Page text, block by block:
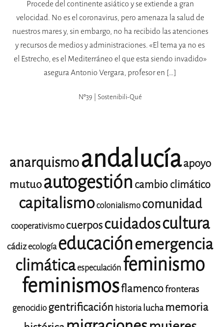
Procede del continente asiático y se extiende a gran
velocidad. No es el coronavirus, pero amenaza la salud de
nuestros mares y, sin embargo, no ha recibido las atenciones
y recursos de medios y administraciones. «El tema ya no es
el Estrecho, es el Medi­terráneo el que esta siendo invadido»
asegura Antonio Vergara, profesor en […]
Nº39 | Sostenibili-Qué
anarquismoandalucíaapoyo
mutuoautogestión cambio climático
capitalismocolonialismocomunidad
cooperativismocuerposcuidadoscultura
cádizecología educaciónemergencia
climáticaespeculación feminismo
feminismosflamencofronteras
genocidiogentrificación historia lucha memoria